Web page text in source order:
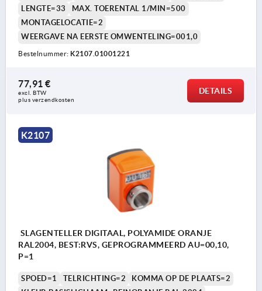
LENGTE=33
MAX. TOERENTAL 1/MIN=500
MONTAGELOCATIE=2
WEERGAVE NA EERSTE OMWENTELING=001,0
Bestelnummer: K2107.01001221
77,91 €
excl. BTW
plus verzendkosten
DETAILS
K2107
SLAGENTELLER DIGITAAL, POLYAMIDE ORANJE
RAL2004, BEST:RVS, GEPROGRAMMEERD AU=00,10,
P=1
SPOED=1 TELRICHTING=2
KOMMA OP DE PLAATS=2